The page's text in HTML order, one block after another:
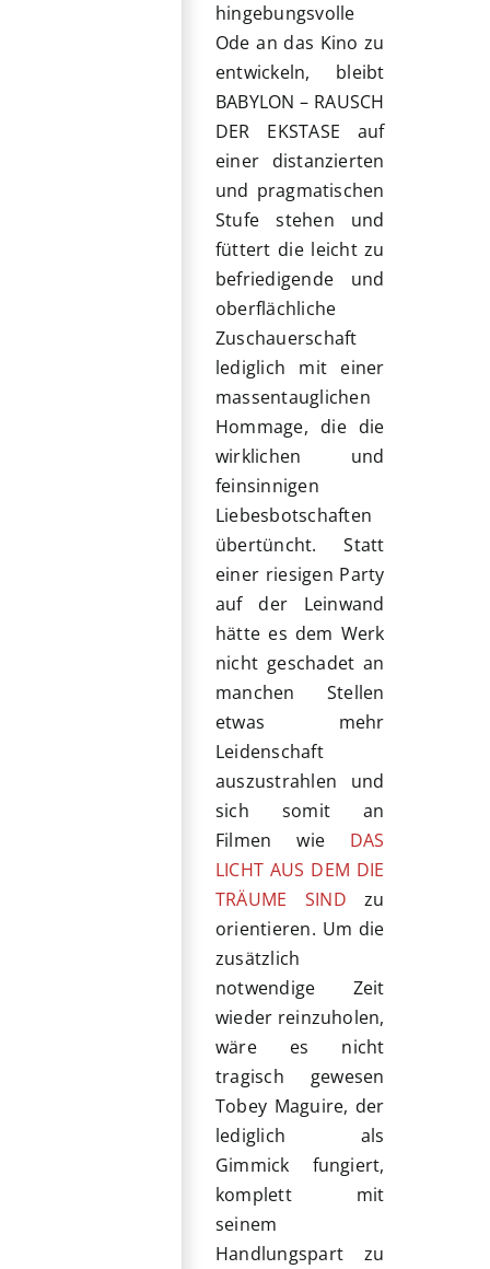
hingebungsvolle
Ode an das Kino zu
entwickeln, bleibt
BABYLON – RAUSCH
DER EKSTASE auf
einer distanzierten
und pragmatischen
Stufe stehen und
füttert die leicht zu
befriedigende und
oberflächliche
Zuschauerschaft
lediglich mit einer
massentauglichen
Hommage, die die
wirklichen und
feinsinnigen
Liebesbotschaften
übertüncht. Statt
einer riesigen Party
auf der Leinwand
hätte es dem Werk
nicht geschadet an
manchen Stellen
etwas mehr
Leidenschaft
auszustrahlen und
sich somit an
Filmen wie DAS
LICHT AUS DEM DIE
TRÄUME SIND zu
orientieren. Um die
zusätzlich
notwendige Zeit
wieder reinzuholen,
wäre es nicht
tragisch gewesen
Tobey Maguire, der
lediglich als
Gimmick fungiert,
komplett mit
seinem
Handlungspart zu